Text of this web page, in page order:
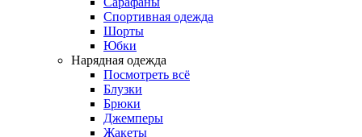
Спортивная одежда
Шорты
Юбки
Нарядная одежда
Посмотреть всё
Блузки
Брюки
Джемперы
Жакеты